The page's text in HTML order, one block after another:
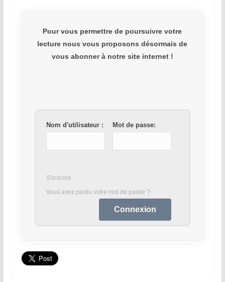
Pour vous permettre de poursuivre votre
lecture nous vous proposons désormais de
vous abonner à notre site internet !
Nom d'utilisateur : Mot de passe:
S'inscrire
Vous avez perdu votre mot de passe ?